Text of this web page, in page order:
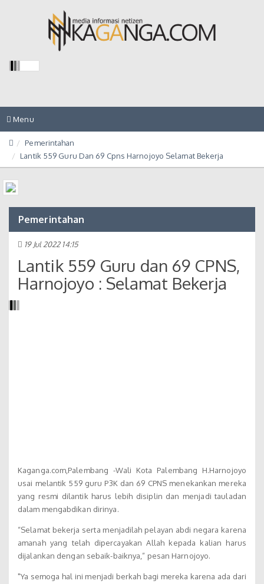
Toggle
navigation
Menu
Pemerintahan
Lantik 559 Guru Dan 69 Cpns Harnojoyo Selamat Bekerja
Pemerintahan
19 Jul 2022 14:15
Lantik 559 Guru dan 69 CPNS,
Harnojoyo : Selamat Bekerja
Kaganga.com,Palembang -Wali Kota Palembang H.Harnojoyo
usai melantik 559 guru P3K dan 69 CPNS menekankan mereka
yang resmi dilantik harus lebih disiplin dan menjadi tauladan
dalam mengabdikan dirinya.
“Selamat bekerja serta menjadilah pelayan abdi negara karena
amanah yang telah dipercayakan Allah kepada kalian harus
dijalankan dengan sebaik-baiknya,” pesan Harnojoyo.
"Ya semoga hal ini menjadi berkah bagi mereka karena ada dari